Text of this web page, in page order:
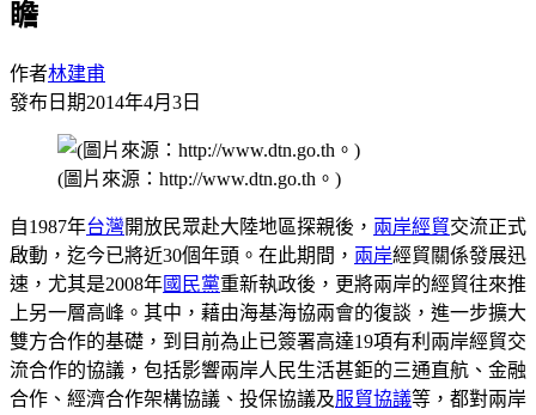
瞻
作者林建甫
發布日期2014年4月3日
(圖片來源：http://www.dtn.go.th。)
自1987年台灣開放民眾赴大陸地區探親後， 兩岸經貿交流正式
啟動，迄今已將近30個年頭。在此期間， 兩岸經貿關係發展迅
速，尤其是2008年國民黨重新執政後，更將兩岸的經貿往來推
上另一層高峰。其中，藉由海基海協兩會的復談，進一步擴大
雙方合作的基礎，到目前為止已簽署高達19項有利兩岸經貿交
流合作的協議，包括影響兩岸人民生活甚鉅的三通直航、金融
合作、經濟合作架構協議、投保協議及服貿協議等，都對兩岸